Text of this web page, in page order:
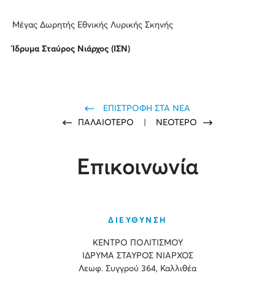
Μέγας Δωρητής Εθνικής Λυρικής Σκηνής
Ίδρυμα Σταύρος Νιάρχος (ΙΣΝ)
ΕΠΙΣΤΡΟΦΗ ΣΤΑ ΝΕΑ
ΠΑΛΑΙΟΤΕΡΟ
ΝΕΟΤΕΡΟ
Επικοινωνία
ΔΙΕΥΘΥΝΣΗ
ΚΕΝΤΡΟ ΠΟΛΙΤΙΣΜΟΥ
ΙΔΡΥΜΑ ΣΤΑΥΡΟΣ ΝΙΑΡΧΟΣ
Λεωφ. Συγγρού 364, Καλλιθέα